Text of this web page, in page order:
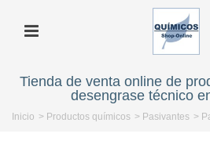
Tienda de venta online de
desengrase técnico
Inicio > Productos químicos > Pasivantes >